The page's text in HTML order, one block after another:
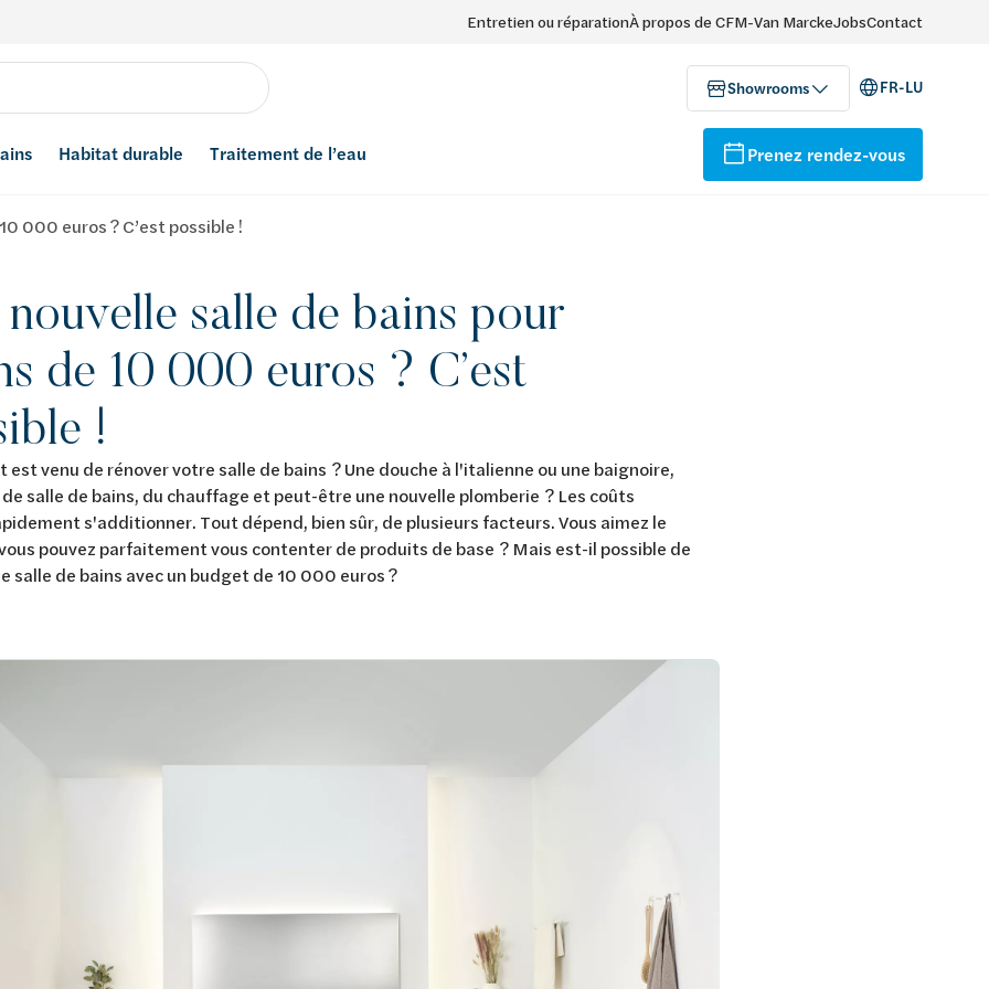
Entretien ou réparationÀ propos de CFM-Van MarckeJobsContact
Showrooms FR-LU
Habitat durable Traitement de l’eau Prenez rendez-vous
000 euros ? C’est possible !
salle de bains pour
de 10 000 euros ? C’est
!
est venu de rénover votre salle de bains ? Une douche à l'italienne ou une baignoire,
salle de bains, du chauffage et peut-être une nouvelle plomberie ? Les coûts
s'additionner. Tout dépend, bien sûr, de plusieurs facteurs. Vous aimez le
pouvez parfaitement vous contenter de produits de base ? Mais est-il possible de
salle de bains avec un budget de 10 000 euros ?